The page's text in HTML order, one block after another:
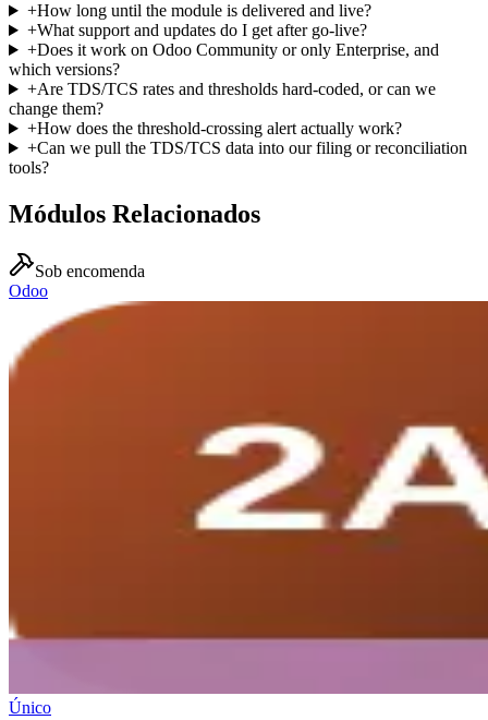
+How long until the module is delivered and live?
+What support and updates do I get after go-live?
+Does it work on Odoo Community or only Enterprise, and
which versions?
+Are TDS/TCS rates and thresholds hard-coded, or can we
change them?
+How does the threshold-crossing alert actually work?
+Can we pull the TDS/TCS data into our filing or reconciliation
tools?
Módulos Relacionados
Sob encomenda
Odoo
Único